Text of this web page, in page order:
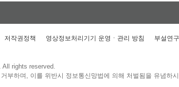
저작권정책 영상정보처리기기 운영ㆍ관리 방침 부설연
All rights reserved.
부하며, 이를 위반시 정보통신망법에 의해 처벌됨을 유념하